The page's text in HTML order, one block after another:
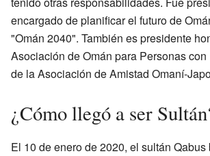
encargado de planificar el futuro de
"Omán 2040". También es presidente
Asociación de Omán para Personas
de la Asociación de Amistad Omaní-
¿Cómo llegó a ser
El 10 de enero de 2020, el sultán Qabus